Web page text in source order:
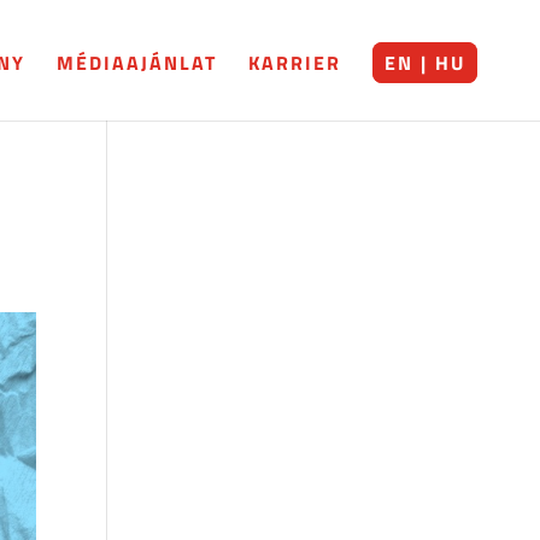
MÉDIAAJÁNLAT KARRIER EN | HU